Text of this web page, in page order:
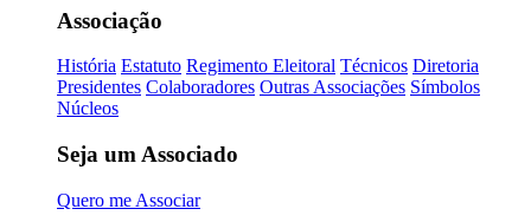
Associação
História Estatuto Regimento Eleitoral Técnicos Diretoria
Presidentes Colaboradores Outras Associações Símbolos
Núcleos
Seja um Associado
Quero me Associar